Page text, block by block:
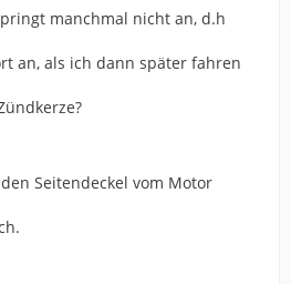
manchmal nicht an, d.h
an, als ich dann später fahren
Seitendeckel vom Motor